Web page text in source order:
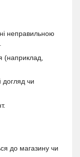
неправильною
(наприклад,
чи
до магазину чи